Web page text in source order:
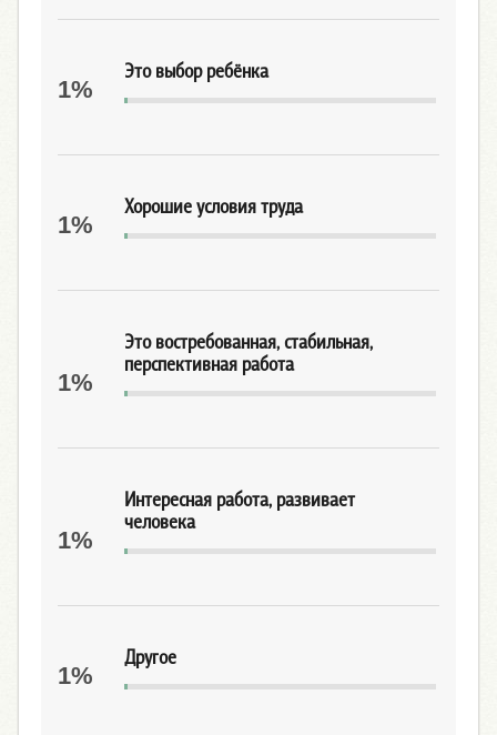
Это выбор ребёнка
1%
Хорошие условия труда
1%
Это востребованная, стабильная,
перспективная работа
1%
Интересная работа, развивает
человека
1%
Другое
1%